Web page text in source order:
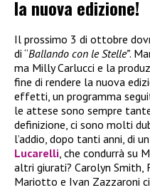
la nuova edizione!
Il prossimo 3 di ottobre
di “Ballando con le Stelle”.
ma Milly Carlucci e la
fine di rendere la nuova
effetti, un programma
le attese sono sempre
definizione, ci sono molti
l’addio, dopo tanti anni, di
Lucarelli, che condurrà su
altri giurati? Carolyn Smith,
Mariotto e Ivan Zazzaroni